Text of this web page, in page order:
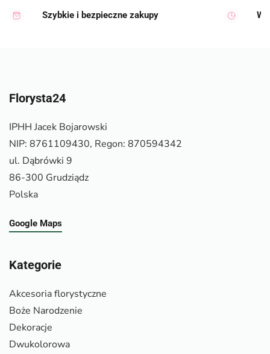
Szybkie i bezpieczne zakupy
Florysta24
IPHH Jacek Bojarowski
NIP: 8761109430, Regon: 870594342
ul. Dąbrówki 9
86-300 Grudziądz
Polska
Google Maps
Kategorie
Akcesoria florystyczne
Boże Narodzenie
Dekoracje
Dwukolorowa